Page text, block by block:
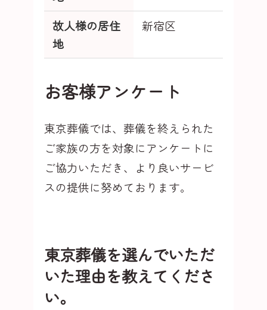
故人様の居住
地
新宿区
お客様アンケート
東京葬儀では、葬儀を終えられた
ご家族の方を対象にアンケートに
ご協力いただき、より良いサービ
スの提供に努めております。
東京葬儀を選んでいただ
いた理由を教えてくださ
い。